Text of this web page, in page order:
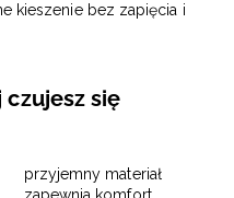
kieszenie bez zapięcia i
czujesz się
przyjemny materiał